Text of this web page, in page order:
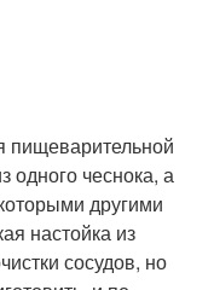
пищеварительной
одного чеснока, а
другими
настойка из
сосудов, но